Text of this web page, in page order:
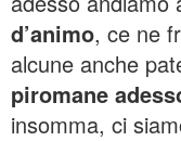
d’animo, ce ne
alcune anche
piromane
insomma, ci